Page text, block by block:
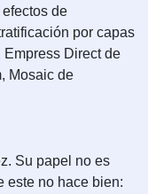
de
por capas
Direct de
Mosaic de
Su papel no es
este no hace bien: